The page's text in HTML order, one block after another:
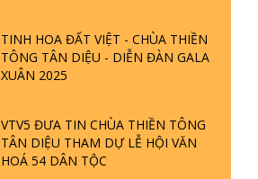
TINH HOA ĐẤT VIỆT - CHÙA THIỀN
TÔNG TÂN DIỆU - DIỄN ĐÀN GALA
XUÂN 2025
VTV5 ĐƯA TIN CHÙA THIỀN TÔNG
TÂN DIỆU THAM DỰ LỄ HỘI VĂN
HOÁ 54 DÂN TỘC